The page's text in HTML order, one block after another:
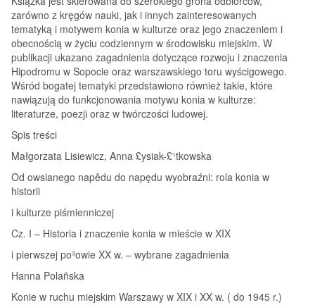
zarówno z kręgów nauki, jak i innych zainteresowanych
tematyką i motywem konia w kulturze oraz jego znaczeniem i
obecnością w życiu codziennym w środowisku miejskim. W
publikacji ukazano zagadnienia dotyczące rozwoju i znaczenia
Hipodromu w Sopocie oraz warszawskiego toru wyścigowego.
Wśród bogatej tematyki przedstawiono również takie, które
nawiązują do funkcjonowania motywu konia w kulturze:
literaturze, poezji oraz w twórczości ludowej.
Spis treści
Małgorzata Lisiewicz, Anna £ysiak-£¹tkowska
Od owsianego napêdu do napędu wyobraźni: rola konia w
historii
i kulturze piśmienniczej
Cz. I – Historia i znaczenie konia w mieście w XIX
i pierwszej po³owie XX w. – wybrane zagadnienia
Hanna Polañska
Konie w ruchu miejskim Warszawy w XIX i XX w. ( do 1945 r.)